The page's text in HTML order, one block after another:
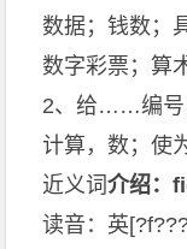
数据；钱数；
数字彩票；算
2、给……编号
计算，数；使
近义词介绍：
读音：英